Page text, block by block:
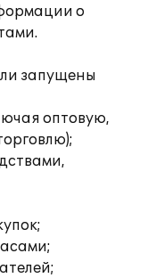
о
запущены
оптовую,